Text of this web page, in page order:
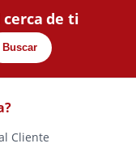
de ti
Buscar
Cliente